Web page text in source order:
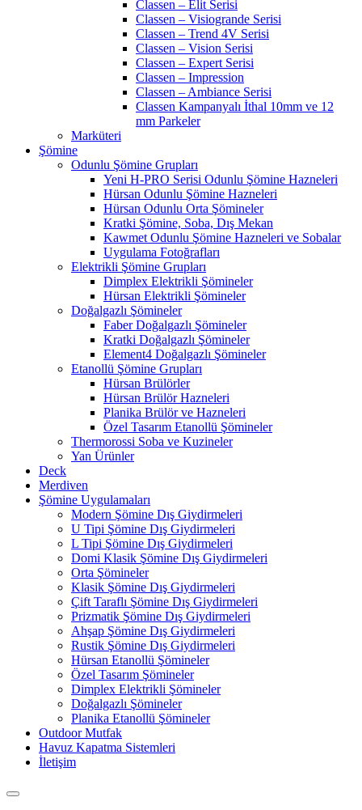
Classen – Elit Serisi
Classen – Visiogrande Serisi
Classen – Trend 4V Serisi
Classen – Vision Serisi
Classen – Expert Serisi
Classen – Impression
Classen – Ambiance Serisi
Classen Kampanyalı İthal 10mm ve 12
mm Parkeler
Marküteri
Şömine
Odunlu Şömine Grupları
Yeni H-PRO Serisi Odunlu Şömine Hazneleri
Hürsan Odunlu Şömine Hazneleri
Hürsan Odunlu Orta Şömineler
Kratki Şömine, Soba, Dış Mekan
Kawmet Odunlu Şömine Hazneleri ve Sobalar
Uygulama Fotoğrafları
Elektrikli Şömine Grupları
Dimplex Elektrikli Şömineler
Hürsan Elektrikli Şömineler
Doğalgazlı Şömineler
Faber Doğalgazlı Şömineler
Kratki Doğalgazlı Şömineler
Element4 Doğalgazlı Şömineler
Etanollü Şömine Grupları
Hürsan Brülörler
Hürsan Brülör Hazneleri
Planika Brülör ve Hazneleri
Özel Tasarım Etanollü Şömineler
Thermorossi Soba ve Kuzineler
Yan Ürünler
Deck
Merdiven
Şömine Uygulamaları
Modern Şömine Dış Giydirmeleri
U Tipi Şömine Dış Giydirmeleri
L Tipi Şömine Dış Giydirmeleri
Domi Klasik Şömine Dış Giydirmeleri
Orta Şömineler
Klasik Şömine Dış Giydirmeleri
Çift Taraflı Şömine Dış Giydirmeleri
Prizmatik Şömine Dış Giydirmeleri
Ahşap Şömine Dış Giydirmeleri
Rustik Şömine Dış Giydirmeleri
Hürsan Etanollü Şömineler
Özel Tasarım Şömineler
Dimplex Elektrikli Şömineler
Doğalgazlı Şömineler
Planika Etanollü Şömineler
Outdoor Mutfak
Havuz Kapatma Sistemleri
İletişim